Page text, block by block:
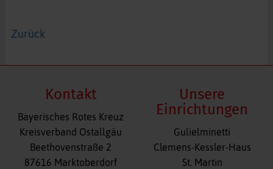
Zurück
Kontakt
Bayerisches Rotes Kreuz
Kreisverband Ostallgäu
Beethovenstraße 2
87616 Marktoberdorf
Unsere
Einrichtungen
Navigation
überspringen
Gulielminetti
Clemens-Kessler-Haus
St. Martin